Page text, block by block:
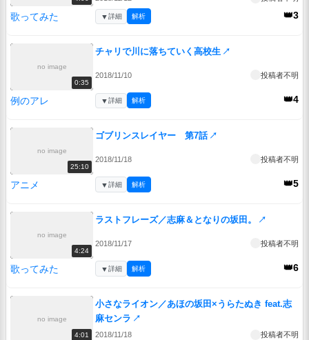
歌ってみた 👑3
▼詳細 解析
no image
0:35
チャリで川に落ちていく高校生 ↗
2018/11/10 投稿者不明
例のアレ 👑4
▼詳細 解析
no image
25:10
ゴブリンスレイヤー 第7話 ↗
2018/11/18 投稿者不明
アニメ 👑5
▼詳細 解析
no image
4:24
ラストフレーズ／志麻＆となりの坂田。 ↗
2018/11/17 投稿者不明
歌ってみた 👑6
▼詳細 解析
no image
4:01
小さなライオン／あほの坂田×うらたぬき feat.志
麻センラ ↗
2018/11/18 投稿者不明